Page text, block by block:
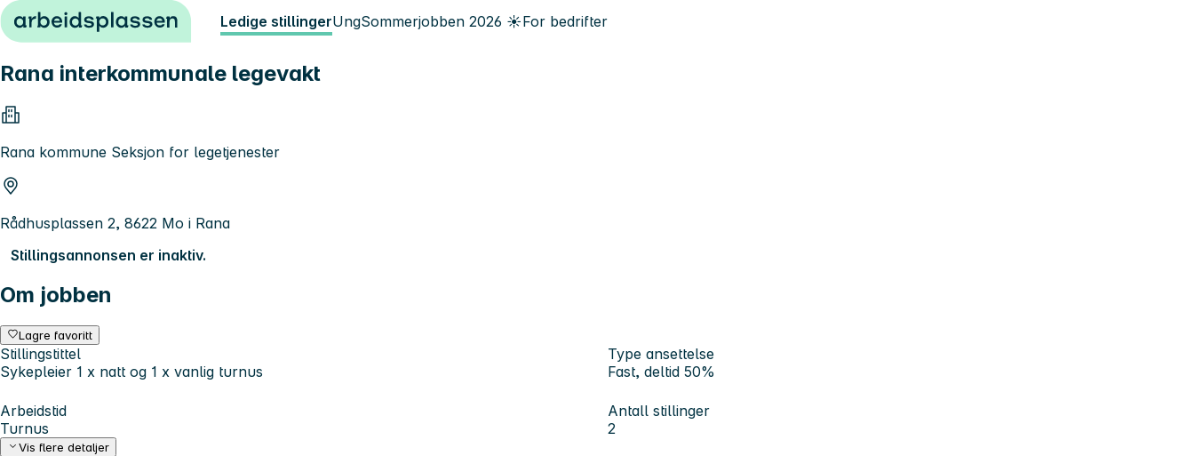
Hopp til innhold Ledige stillingerUngSommerjobben 2026 ☀️For bedrifter
Rana interkommunale legevakt
Rana kommune Seksjon for legetjenester
Rådhusplassen 2, 8622 Mo i Rana
Stillingsannonsen er inaktiv.
Om jobben
Lagre favoritt
Stillingstittel
Sykepleier 1 x natt og 1 x vanlig turnus
Type ansettelse
Fast, deltid 50%
Arbeidstid
Turnus
Antall stillinger
2
Vis flere detaljer